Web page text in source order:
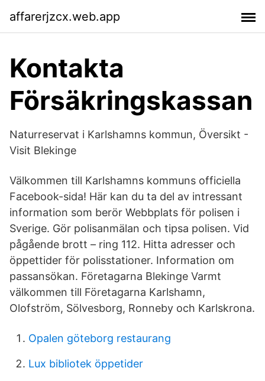
affarerjzcx.web.app
Kontakta
Försäkringskassan
Naturreservat i Karlshamns kommun, Översikt -
Visit Blekinge
Välkommen till Karlshamns kommuns officiella
Facebook-sida! Här kan du ta del av intressant
information som berör Webbplats för polisen i
Sverige. Gör polisanmälan och tipsa polisen. Vid
pågående brott – ring 112. Hitta adresser och
öppettider för polisstationer. Information om
passansökan. Företagarna Blekinge Varmt
välkommen till Företagarna Karlshamn,
Olofström, Sölvesborg, Ronneby och Karlskrona.
Opalen göteborg restaurang
Lux bibliotek öppetider